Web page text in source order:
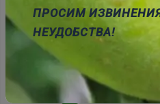
RCA ligzda uz šasija,i
1.22 €
00012521 Artikuls:
ПРОСИМ
НЕУДОБСТВА!